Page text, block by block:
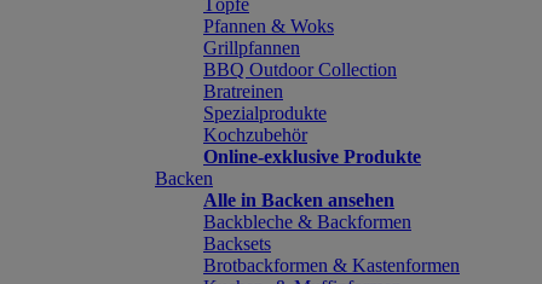
Töpfe
Pfannen & Woks
Grillpfannen
BBQ Outdoor Collection
Bratreinen
Spezialprodukte
Kochzubehör
Online-exklusive Produkte
Backen
Alle in Backen ansehen
Backbleche & Backformen
Backsets
Brotbackformen & Kastenformen